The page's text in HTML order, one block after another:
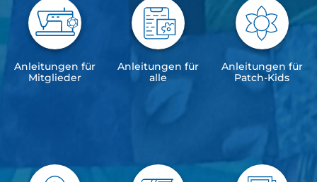
Anleitungen für
Mitglieder
Anleitungen für
alle
Anleitungen für
Patch-Kids